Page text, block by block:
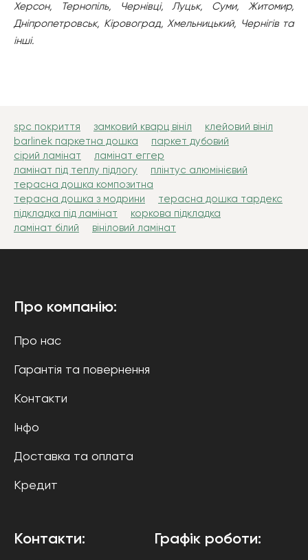
Херсон, Тернопіль, Чернівці, Луцьк, Суми, Житомир,
Дніпропетровськ, Кіровоград, Хмельницький, Чернігів та
інші.
spc покриття замковий кварц вініл
клейовий вініл
barlinek паркетна дошка
паркет дубовий
сірий ламінат
ламінат еггер
ламінат під теплу підлогу
плінтус алюмінієвий
терасна дошка композитна
терасна дошка з модрини
терасна дошка тардекс
підкладка під ламінат
коркова підкладка
ламінат білий
вініловий ламінат
Про компанію:
Про нас
Гарантія та повернення
Контакти
Інфо
Доставка та оплата
Кредит
Контакти: Графік роботи: